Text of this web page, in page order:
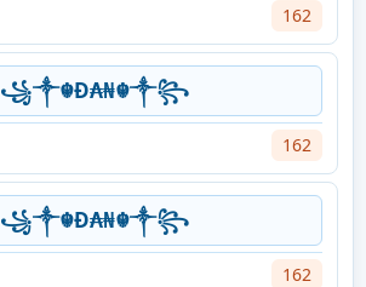
162
꧁༒☬Đ₳₦☬༒꧂
162
꧁༒☬Đ₳₦☬༒꧂
162